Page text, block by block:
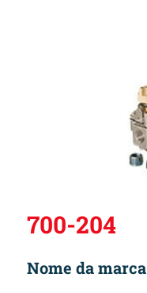
700-204
Nome da marca